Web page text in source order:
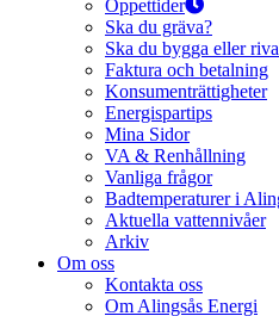
Öppettider
Ska du gräva?
Ska du bygga eller
Faktura och betalning
Konsumenträttigheter
Energispartips
Mina Sidor
VA & Renhållning
Vanliga frågor
Badtemperaturer i
Aktuella vattennivåer
Arkiv
Om oss
Kontakta oss
Om Alingsås Energi